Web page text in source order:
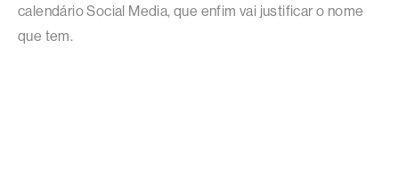
calendário Social Media, que enfim vai justificar o nome
que tem.